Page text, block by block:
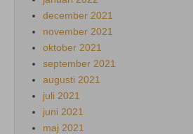
december 2021
november 2021
oktober 2021
september 2021
augusti 2021
juli 2021
juni 2021
maj 2021